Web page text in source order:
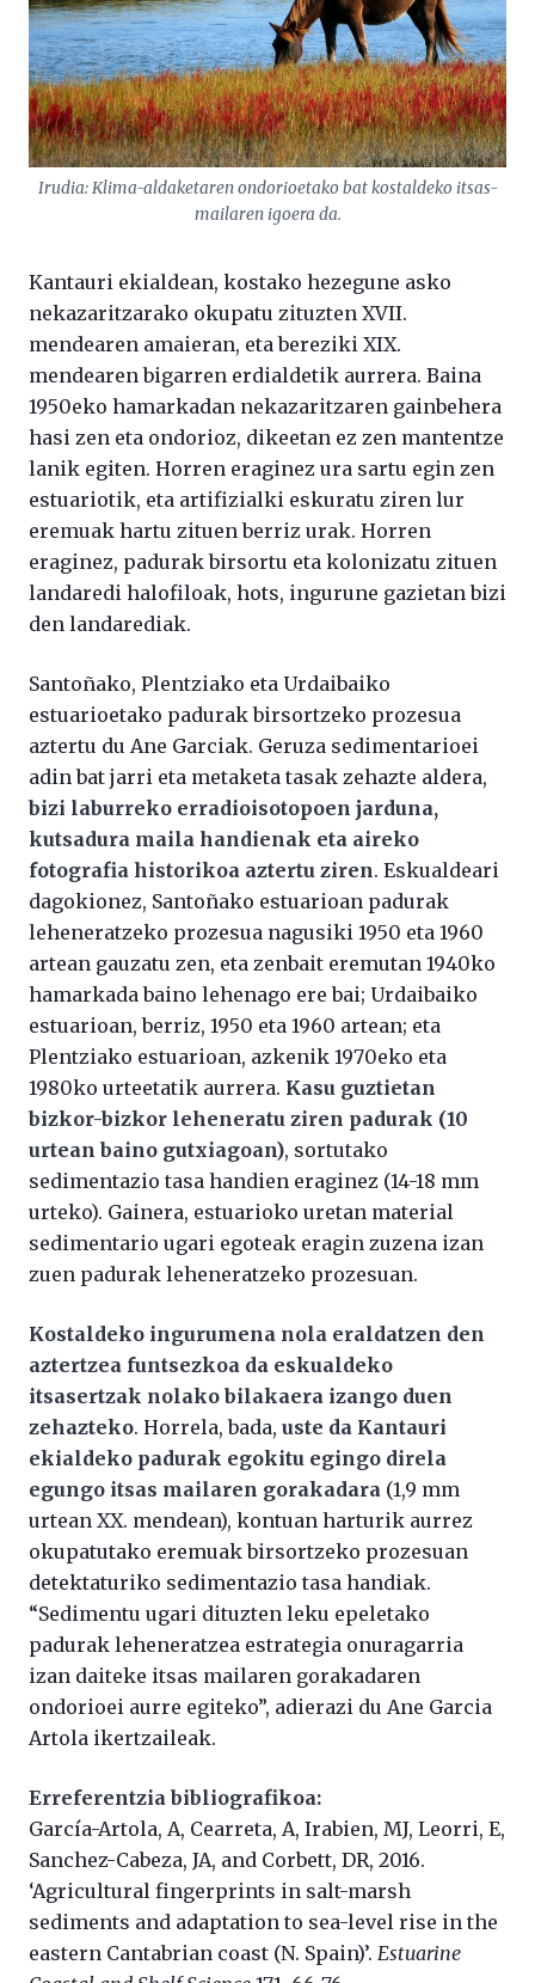
Irudia: Klima-aldaketaren ondorioetako bat kostaldeko itsas-
mailaren igoera da.
Kantauri ekialdean, kostako hezegune asko
nekazaritzarako okupatu zituzten XVII.
mendearen amaieran, eta bereziki XIX.
mendearen bigarren erdialdetik aurrera. Baina
1950eko hamarkadan nekazaritzaren gainbehera
hasi zen eta ondorioz, dikeetan ez zen mantentze
lanik egiten. Horren eraginez ura sartu egin zen
estuariotik, eta artifizialki eskuratu ziren lur
eremuak hartu zituen berriz urak. Horren
eraginez, padurak birsortu eta kolonizatu zituen
landaredi halofiloak, hots, ingurune gazietan bizi
den landarediak.
Santoñako, Plentziako eta Urdaibaiko
estuarioetako padurak birsortzeko prozesua
aztertu du Ane Garciak. Geruza sedimentarioei
adin bat jarri eta metaketa tasak zehazte aldera,
bizi laburreko erradioisotopoen jarduna,
kutsadura maila handienak eta aireko
fotografia historikoa aztertu ziren. Eskualdeari
dagokionez, Santoñako estuarioan padurak
leheneratzeko prozesua nagusiki 1950 eta 1960
artean gauzatu zen, eta zenbait eremutan 1940ko
hamarkada baino lehenago ere bai; Urdaibaiko
estuarioan, berriz, 1950 eta 1960 artean; eta
Plentziako estuarioan, azkenik 1970eko eta
1980ko urteetatik aurrera. Kasu guztietan
bizkor-bizkor leheneratu ziren padurak (10
urtean baino gutxiagoan), sortutako
sedimentazio tasa handien eraginez (14-18 mm
urteko). Gainera, estuarioko uretan material
sedimentario ugari egoteak eragin zuzena izan
zuen padurak leheneratzeko prozesuan.
Kostaldeko ingurumena nola eraldatzen den
aztertzea funtsezkoa da eskualdeko
itsasertzak nolako bilakaera izango duen
zehazteko. Horrela, bada, uste da Kantauri
ekialdeko padurak egokitu egingo direla
egungo itsas mailaren gorakadara (1,9 mm
urtean XX. mendean), kontuan harturik aurrez
okupatutako eremuak birsortzeko prozesuan
detektaturiko sedimentazio tasa handiak.
“Sedimentu ugari dituzten leku epeletako
padurak leheneratzea estrategia onuragarria
izan daiteke itsas mailaren gorakadaren
ondorioei aurre egiteko”, adierazi du Ane Garcia
Artola ikertzaileak.
Erreferentzia bibliografikoa:
García-Artola, A, Cearreta, A, Irabien, MJ, Leorri, E,
Sanchez-Cabeza, JA, and Corbett, DR, 2016.
‘Agricultural fingerprints in salt-marsh
sediments and adaptation to sea-level rise in the
eastern Cantabrian coast (N. Spain)’. Estuarine